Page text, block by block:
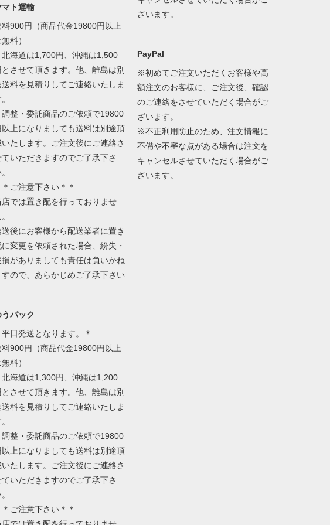
マト運輸
料900円（商品代金19800円以上
料）
北海道は1,700円、沖縄は1,500
とさせて頂きます。他、離島は別
送料を見積りしてご連絡いたしま
調整・委託商品のご依頼で19800
以上になりましても送料は別途頂
いたします。ご注文後にご連絡さ
ていただきますのでご了承下さ
ご注意下さい＊＊
店では置き配を行っておりませ
送後にお客様から配送業者に置き
変更を依頼された場合、紛失・
損がありましても責任は負いかね
すので、あらかじめご了承下さい
パック
日発送となります。＊
料900円（商品代金19800円以上
料）
北海道は1,300円、沖縄は1,200
とさせて頂きます。他、離島は別
送料を見積りしてご連絡いたしま
調整・委託商品のご依頼で19800
以上になりましても送料は別途頂
いたします。ご注文後にご連絡さ
ていただきますのでご了承下さ
ご注意下さい＊＊
ざいます。
PayPal
※初めてご注文いただくお客様や高
額注文のお客様に、ご注文後、確認
のご連絡をさせていただく場合がご
ざいます。
※不正利用防止のため、注文情報に
不備や不審な点がある場合は注文を
キャンセルさせていただく場合がご
ざいます。